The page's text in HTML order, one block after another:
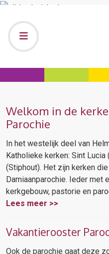
Welkom in de
Parochie
In het westelijk deel van
Katholieke kerken: Sint
(Stiphout). Het zijn kerken
Damiaanparochie. Ieder met
kerkgebouw, pastorie en
Lees meer >>
Vakantierooster
Ook de parochie gaat deze